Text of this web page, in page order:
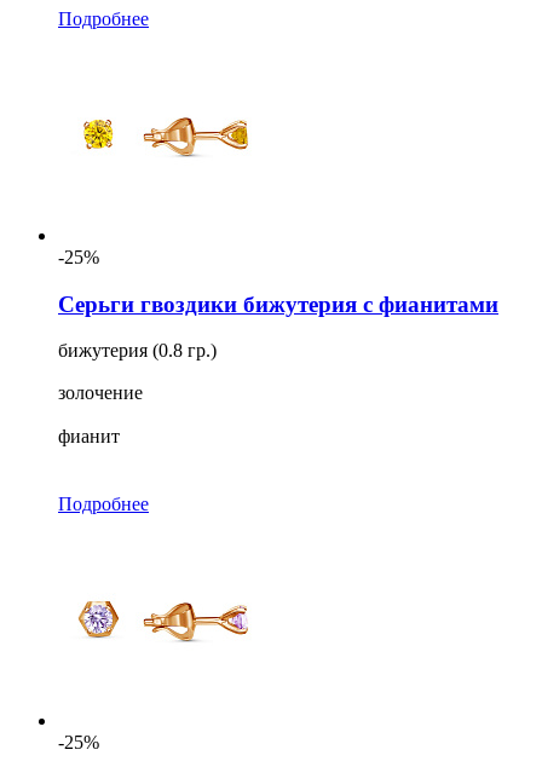
Подробнее
-25%
Серьги гвоздики бижутерия с фианитами
бижутерия (0.8 гр.)
золочение
фианит
Подробнее
-25%